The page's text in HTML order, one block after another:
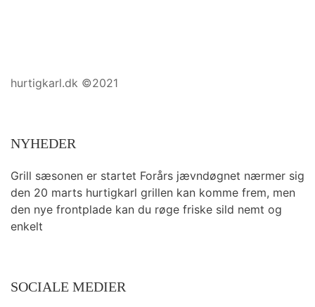
hurtigkarl.dk ©2021
NYHEDER
Grill sæsonen er startet Forårs jævndøgnet nærmer sig
den 20 marts hurtigkarl grillen kan komme frem, men
den nye frontplade kan du røge friske sild nemt og
enkelt
SOCIALE MEDIER